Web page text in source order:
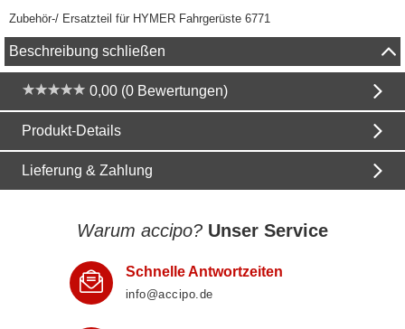
Zubehör-/ Ersatzteil für HYMER Fahrgerüste 6771
Beschreibung schließen
0,00 (0 Bewertungen)
Produkt-Details
Lieferung & Zahlung
Warum accipo? Unser Service
Schnelle Antwortzeiten
info@accipo.de